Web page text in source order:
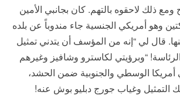
ومع ذلك لاحقوه بالتهم. كان بجانبي الأمين
وهو أمريكي الجنسية جاء مندوباً عن بلده
عنها. قال لي “إنه من المؤسف أن يتدني تمثيل
“وبرؤيتي لكاسترو وشافيز وغيرهم
الوسطي والجنوبية ضمن الحشد،
وغياب جورج دبليو بوش عنه!